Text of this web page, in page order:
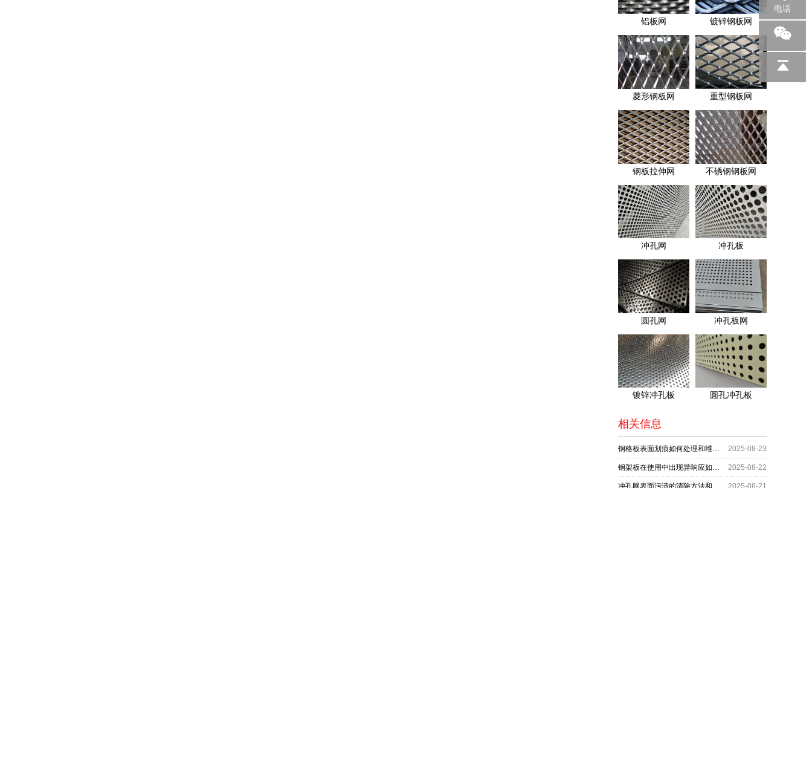
铝板网 镀锌钢板网
菱形钢板网 重型钢板网
钢板拉伸网 不锈钢钢板网
冲孔网 冲孔板
圆孔网 冲孔板网
镀锌冲孔板 圆孔冲孔板
相关信息
钢格板表面划痕如何处理和维护？ 2025-08-23
钢架板在使用中出现异响应如何进行排查和维护？ 2025-08-22
2025-08-21
电话